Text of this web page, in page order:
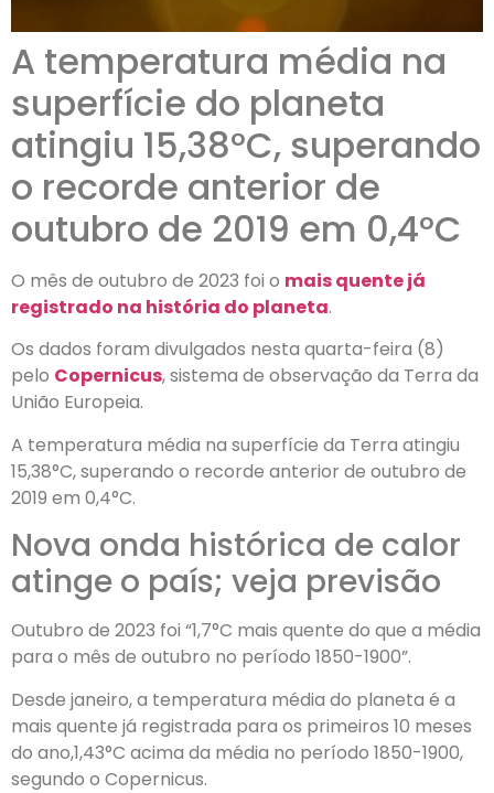
A temperatura média na
superfície do planeta
atingiu 15,38°C, superando
o recorde anterior de
outubro de 2019 em 0,4°C
O mês de outubro de 2023 foi o mais quente já
registrado na história do planeta.
Os dados foram divulgados nesta quarta-feira (8)
pelo Copernicus, sistema de observação da Terra da
União Europeia.
A temperatura média na superfície da Terra atingiu
15,38°C, superando o recorde anterior de outubro de
2019 em 0,4°C.
Nova onda histórica de calor
atinge o país; veja previsão
Outubro de 2023 foi “1,7°C mais quente do que a média
para o mês de outubro no período 1850-1900”.
Desde janeiro, a temperatura média do planeta é a
mais quente já registrada para os primeiros 10 meses
do ano,1,43°C acima da média no período 1850-1900,
segundo o Copernicus.